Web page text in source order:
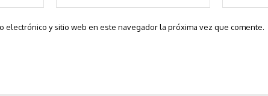
electrónico:*
electrónico y sitio web en este navegador la próxima vez que comente.